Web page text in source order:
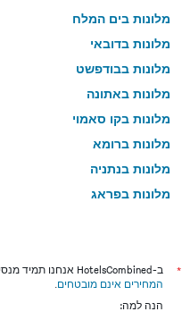
מלונות בים המלח
מלונות בדובאי
מלונות בבודפשט
מלונות באתונה
מלונות בקו סאמוי
מלונות ברומא
מלונות בנתניה
מלונות בפראג
מלונות בניו יורק
מלונות בבנגקוק
*
ב-HotelsCombined אנחנו תמיד מנסים לקבל ולהציג תמחור מדויק, עם זאת,
המחירים אינם מובטחים.
הנה למה: